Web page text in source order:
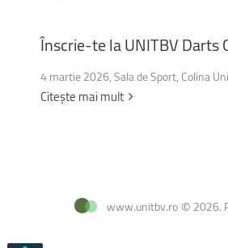
Înscrie-telaUNITBVDarts
4 martie 2026, Sala de Sport, Colina
Citește mai mult
www.unitbv.ro © 2026.